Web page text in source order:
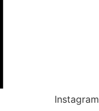
Instagram